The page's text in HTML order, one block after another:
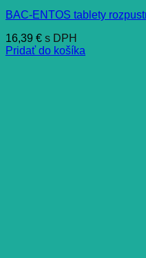
BAC-ENTOS tablety
16,39 € s DPH
Pridať do košíka